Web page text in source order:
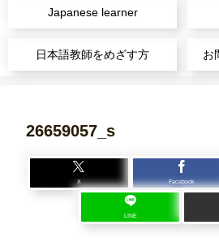
Japanese learner
日本語教師をめざす方
26659057_s
X Facebook
LINE